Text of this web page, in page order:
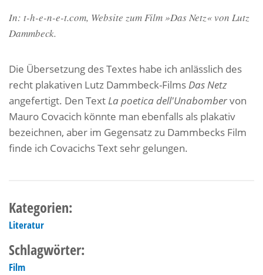
In: t-h-e-n-e-t.com, Website zum Film »Das Netz« von Lutz
Dammbeck.
Die Übersetzung des Textes habe ich anlässlich des
recht plakativen Lutz Dammbeck-FilmsDas Netz
angefertigt. Den TextLa poetica dell'Unabombervon
Mauro Covacich könnte man ebenfalls als plakativ
bezeichnen, aber im Gegensatz zu Dammbecks Film
finde ich Covacichs Text sehr gelungen.
Kategorien:
Literatur
Schlagwörter:
Film